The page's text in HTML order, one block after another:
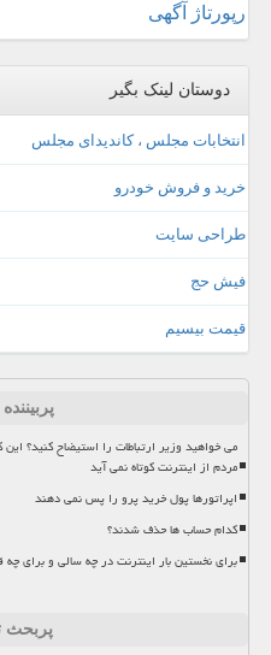
رپورتاژ آگهی
دوستان لینک بگیر
انتخابات مجلس ، کاندیدای مجلس
خرید و فروش خودرو
طراحی سایت
فیش حج
قیمت بیسیم
می خواهید وزیر ارتباطات را استیضاح کنید؟ این
مردم از اینترنت کوتاه نمی آید
اپراتورها پول خرید پرو را پس نمی دهند
کدام حساب ها حذف شدند؟
برای نخستین بار اینترنت در چه سالی و برای
پربحث